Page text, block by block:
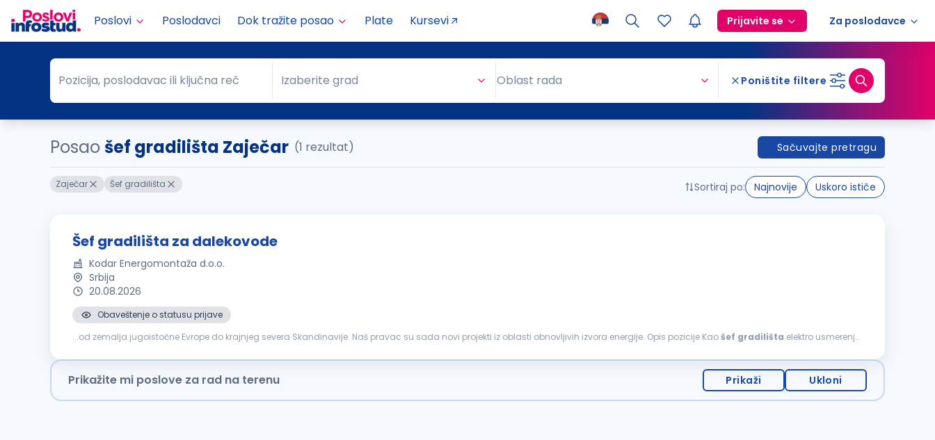
Poslovi Poslodavci Dok tražite posao Plate Kursevi Prijavite se Za poslodavce
Pozicija, poslodavac ili ključna reč
Pozicija, poslodavac ili ključna reč Grad
Izaberite grad Oblast rada Poništite filtere
Posao šef gradilišta Zaječar (1 rezultat) Sačuvajte pretragu
Zaječar Šef gradilišta Sortiraj po: Najnovije Uskoro ističe
Šef gradilišta za dalekovode
Kodar Energomontaža d.o.o.
Srbija
20.08.2026
Obaveštenje o statusu prijave
...od zemalja jugoistočne Evrope do krajnjeg severa Skandinavije. Naš pravac su sada novi projekti iz oblasti obnovljivih izvora energije. Opis pozicije Kaošef gradilišta elektro usmerenja,
Prikažite mi poslove za rad na terenu Prikaži Ukloni